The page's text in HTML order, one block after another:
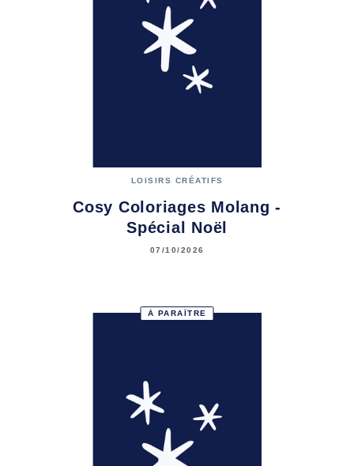
LOISIRS CRÉATIFS
Cosy Coloriages Molang -
Spécial Noël
07/10/2026
À PARAÎTRE